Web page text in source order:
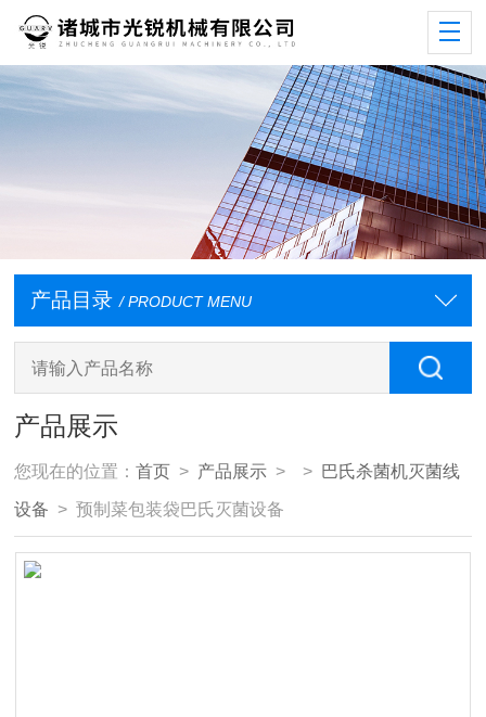
产品目录 / PRODUCT MENU
产品展示
您现在的位置：首页 > 产品展示 > > 巴氏杀菌机灭菌线
设备 > 预制菜包装袋巴氏灭菌设备